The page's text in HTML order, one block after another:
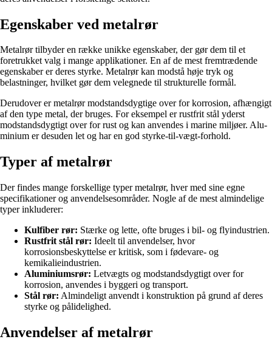
Egenskaber ved metalrør
Metalrør tilbyder en række unikke egenskaber, der gør dem til et
foretrukket valg i mange applikationer. En af de mest fremtrædende
egenskaber er deres styrke. Metalrør kan modstå høje tryk og
belastninger, hvilket gør dem velegnede til strukturelle formål.
Derudover er metalrør modstandsdygtige over for korrosion, afhængigt
af den type metal, der bruges. For eksempel er rustfrit stål yderst
modstandsdygtigt over for rust og kan anvendes i marine miljøer. Alu-
minium er desuden let og har en god styrke-til-vægt-forhold.
Typer af metalrør
Der findes mange forskellige typer metalrør, hver med sine egne
specifikationer og anvendelsesområder. Nogle af de mest almindelige
typer inkluderer:
Kulfiber rør: Stærke og lette, ofte bruges i bil- og flyindustrien.
Rustfrit stål rør: Ideelt til anvendelser, hvor
korrosionsbeskyttelse er kritisk, som i fødevare- og
kemikalieindustrien.
Aluminiumsrør: Letvægts og modstandsdygtigt over for
korrosion, anvendes i byggeri og transport.
Stål rør: Almindeligt anvendt i konstruktion på grund af deres
styrke og pålidelighed.
Anvendelser af metalrør